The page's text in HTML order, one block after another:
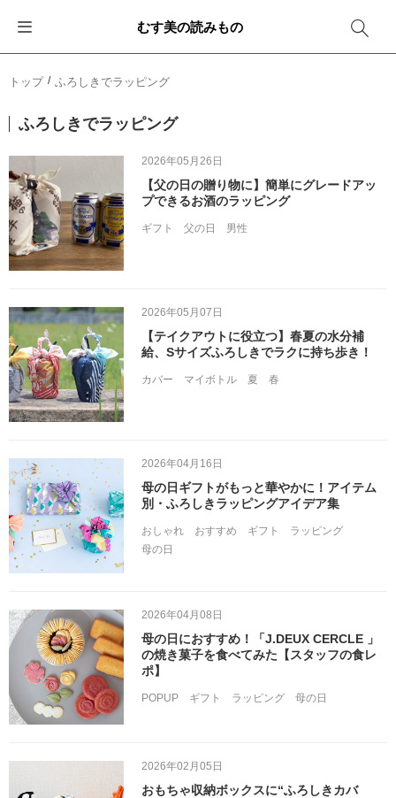
むす美の読みもの
トップ ふろしきでラッピング
ふろしきでラッピング
2026年05月26日
【父の日の贈り物に】簡単にグレードアッ
プできるお酒のラッピング
ギフト 父の日 男性
2026年05月07日
【テイクアウトに役立つ】春夏の水分補
給、Sサイズふろしきでラクに持ち歩き！
カバー マイボトル 夏 春
2026年04月16日
母の日ギフトがもっと華やかに！アイテム
別・ふろしきラッピングアイデア集
おしゃれ おすすめ ギフト
ラッピング
母の日
2026年04月08日
母の日におすすめ！「J.DEUX CERCLE 」
の焼き菓子を食べてみた【スタッフの食レ
ポ】
POPUP ギフト ラッピング 母の日
2026年02月05日
おもちゃ収納ボックスに“ふろしきカバ
イベント・キャンペーン
新商品
メディア情報
その他
エコバッグ
おしゃれコーデバッグ
収納にもなるバッグ
箱を包む
お酒を包む
一番人気「花包み」
簡単「バッグアレンジ」
ファッション
インテリア
アウトドア
雨の日
旅行
防災
卒業・入学
退職・異動
結婚
出産